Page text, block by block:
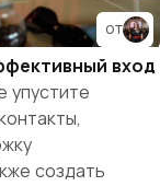
от
вход
упустите
создать